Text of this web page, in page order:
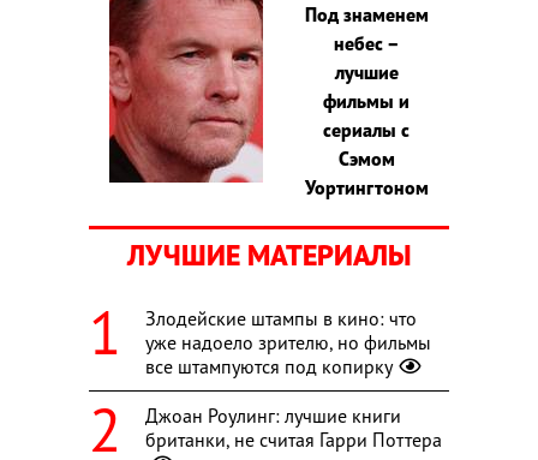
Под знаменем
небес –
лучшие
фильмы и
сериалы с
Сэмом
Уортингтоном
ЛУЧШИЕ МАТЕРИАЛЫ
Злодейские штампы в кино: что
уже надоело зрителю, но фильмы
все штампуются под копирку
Джоан Роулинг: лучшие книги
британки, не считая Гарри Поттера